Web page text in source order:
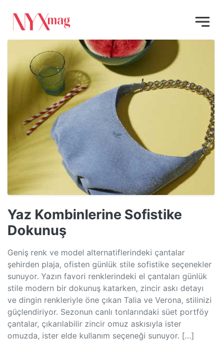
Yaz Kombinlerine Sofistike
Dokunuş
Geniş renk ve model alternatiflerindeki çantalar
şehirden plaja, ofisten günlük stile sofistike seçenekler
sunuyor. Yazın favori renklerindeki el çantaları günlük
stile modern bir dokunuş katarken, zincir askı detayı
ve dingin renkleriyle öne çıkan Talia ve Verona, stilinizi
güçlendiriyor. Sezonun canlı tonlarındaki süet portföy
çantalar, çıkarılabilir zincir omuz askısıyla ister
omuzda, ister elde kullanım seçeneği sunuyor. […]